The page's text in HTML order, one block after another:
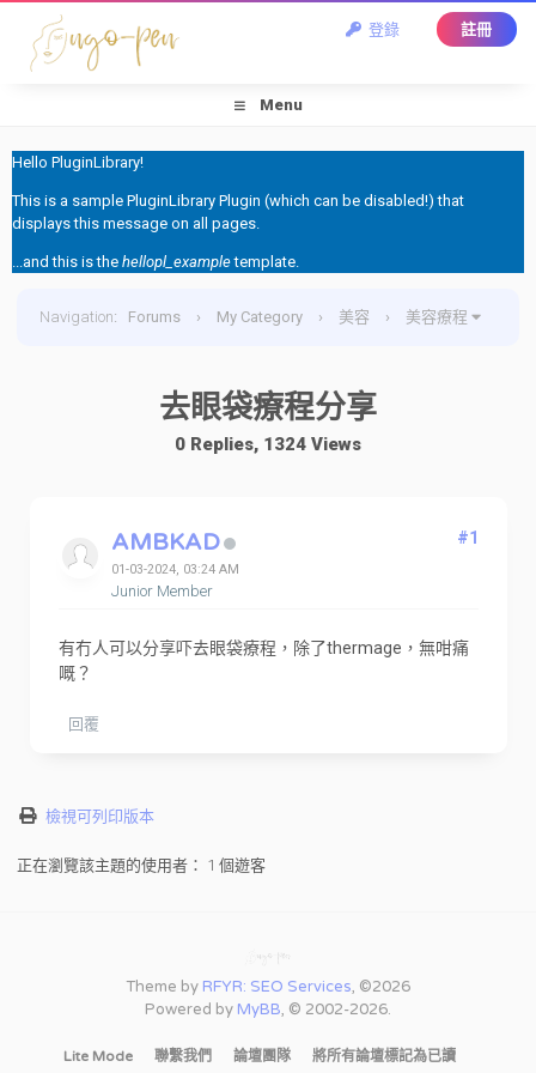
登錄 註冊
Menu
Hello PluginLibrary!
This is a sample PluginLibrary Plugin (which can be disabled!) that
displays this message on all pages.
...and this is the hellopl_exampletemplate.
Navigation: Forums › My Category › 美容 › 美容療程
去眼袋療程分享
0 Replies, 1324 Views
AMBKAD
01-03-2024, 03:24 AM
Junior Member
#1
有冇人可以分享吓去眼袋療程，除了thermage，無咁痛
嘅？
回覆
檢視可列印版本
正在瀏覽該主題的使用者： 1 個遊客
Theme by RFYR: SEO Services, ©2026
Powered by MyBB, © 2002-2026.
Lite Mode 聯繫我們 論壇團隊 將所有論壇標記為已讀